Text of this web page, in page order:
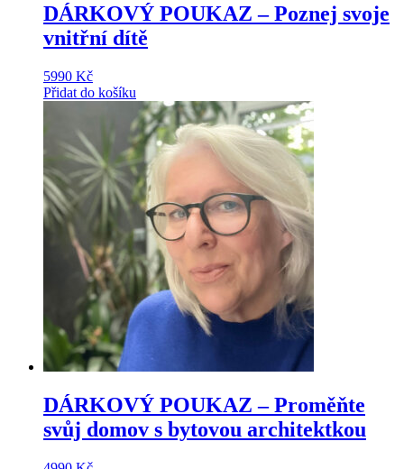
DÁRKOVÝ POUKAZ – Poznej svoje
vnitřní dítě
5990 Kč
Přidat do košíku
DÁRKOVÝ POUKAZ – Proměňte
svůj domov s bytovou architektkou